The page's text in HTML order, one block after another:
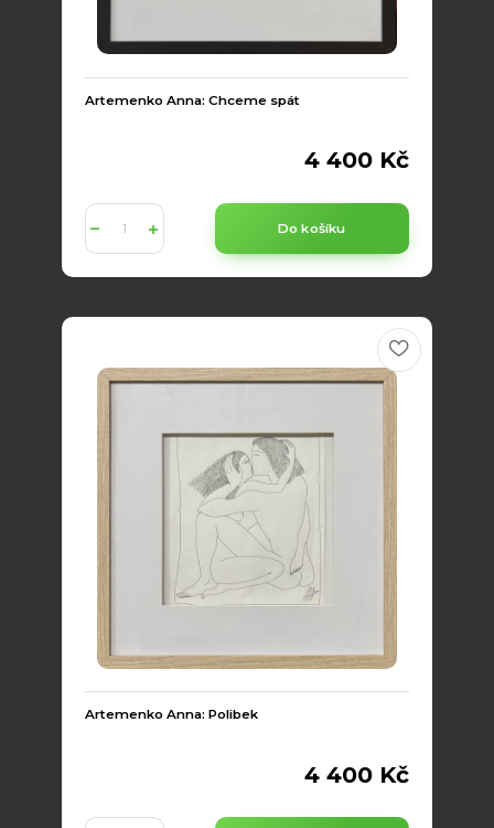
Artemenko Anna: Chceme spát
4 400 Kč
Do košíku
Artemenko Anna: Polibek
4 400 Kč